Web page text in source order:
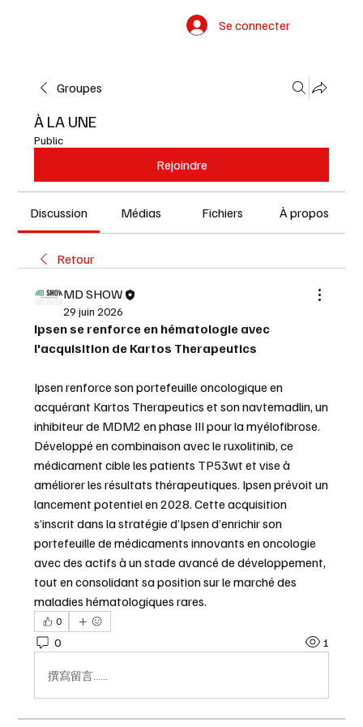
Se connecter
Groupes
À LA UNE
Public
Rejoindre
Discussion Médias Fichiers À propos
Retour
MD SHOW
29 juin 2026
Ipsen se renforce en hématologie avec
l'acquisition de Kartos Therapeutics
Ipsen renforce son portefeuille oncologique en
acquérant Kartos Therapeutics et son navtemadlin, un
inhibiteur de MDM2 en phase III pour la myélofibrose.
Développé en combinaison avec le ruxolitinib, ce
médicament cible les patients TP53wt et vise à
améliorer les résultats thérapeutiques. Ipsen prévoit un
lancement potentiel en 2028. Cette acquisition
s’inscrit dans la stratégie d’Ipsen d’enrichir son
portefeuille de médicaments innovants en oncologie
avec des actifs à un stade avancé de développement,
tout en consolidant sa position sur le marché des
maladies hématologiques rares.
0
0 1
撰寫留言......